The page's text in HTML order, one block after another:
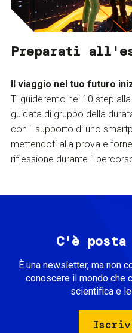
Preparati
Il viaggio nel tuo futuro
Ti guideremo nei 10 step
guidata di gruppo della
con il supporto di uno
mettendoti alla prova e
riflessione durante il
C'è
È una newsletter, ma non
conoscere il mondo che
scientifica e